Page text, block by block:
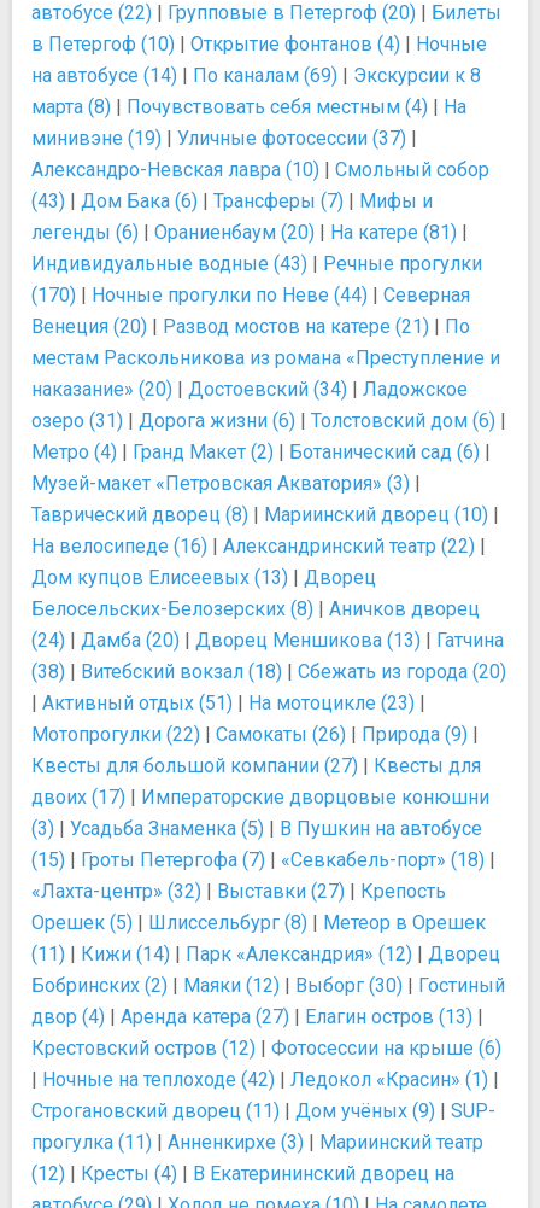
автобусе (22) | Групповые в Петергоф (20) | Билеты
в Петергоф (10) | Открытие фонтанов (4) | Ночные
на автобусе (14) | По каналам (69) | Экскурсии к 8
марта (8) | Почувствовать себя местным (4) | На
минивэне (19) | Уличные фотосессии (37) |
Александро-Невская лавра (10) | Смольный собор
(43) | Дом Бака (6) | Трансферы (7) | Мифы и
легенды (6) | Ораниенбаум (20) | На катере (81) |
Индивидуальные водные (43) | Речные прогулки
(170) | Ночные прогулки по Неве (44) | Северная
Венеция (20) | Развод мостов на катере (21) | По
местам Раскольникова из романа «Преступление и
наказание» (20) | Достоевский (34) | Ладожское
озеро (31) | Дорога жизни (6) | Толстовский дом (6) |
Метро (4) | Гранд Макет (2) | Ботанический сад (6) |
Музей-макет «Петровская Акватория» (3) |
Таврический дворец (8) | Мариинский дворец (10) |
На велосипеде (16) | Александринский театр (22) |
Дом купцов Елисеевых (13) | Дворец
Белосельских-Белозерских (8) | Аничков дворец
(24) | Дамба (20) | Дворец Меншикова (13) | Гатчина
(38) | Витебский вокзал (18) | Сбежать из города (20)
| Активный отдых (51) | На мотоцикле (23) |
Мотопрогулки (22) | Самокаты (26) | Природа (9) |
Квесты для большой компании (27) | Квесты для
двоих (17) | Императорские дворцовые конюшни
(3) | Усадьба Знаменка (5) | В Пушкин на автобусе
(15) | Гроты Петергофа (7) | «Севкабель-порт» (18) |
«Лахта-центр» (32) | Выставки (27) | Крепость
Орешек (5) | Шлиссельбург (8) | Метеор в Орешек
(11) | Кижи (14) | Парк «Александрия» (12) | Дворец
Бобринских (2) | Маяки (12) | Выборг (30) | Гостиный
двор (4) | Аренда катера (27) | Елагин остров (13) |
Крестовский остров (12) | Фотосессии на крыше (6)
| Ночные на теплоходе (42) | Ледокол «Красин» (1) |
Строгановский дворец (11) | Дом учёных (9) | SUP-
прогулка (11) | Анненкирхе (3) | Мариинский театр
(12) | Кресты (4) | В Екатерининский дворец на